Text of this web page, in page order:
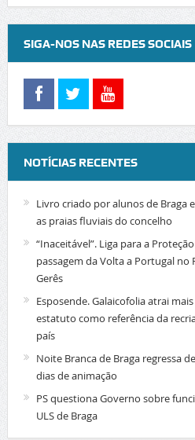
SIGA-NOS NAS REDES SOCIAIS
NOTÍCIAS RECENTES
Livro criado por alunos de Braga
as praias fluviais do concelho
“Inaceitável”. Liga para a
passagem da Volta a Portugal no
Gerês
Esposende. Galaicofolia atrai
estatuto como referência da
país
Noite Branca de Braga regressa
dias de animação
PS questiona Governo sobre
ULS de Braga